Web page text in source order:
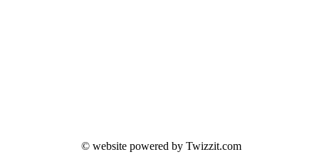
© website powered by Twizzit.com